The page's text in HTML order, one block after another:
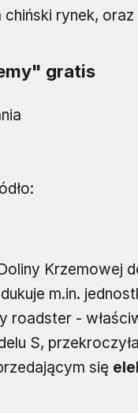
chiński rynek,
gratis
Krzemowej
m.in.
roadster -
S,
się